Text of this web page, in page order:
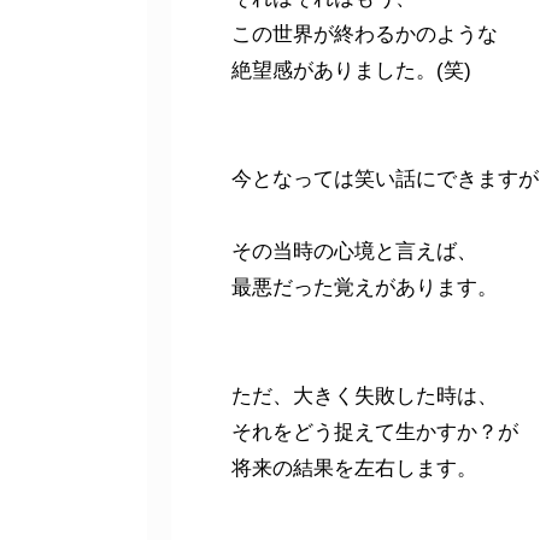
この世界が終わるかのような
絶望感がありました。(笑)
今となっては笑い話にできます
その当時の心境と言えば、
最悪だった覚えがあります。
ただ、大きく失敗した時は、
それをどう捉えて生かすか？が
将来の結果を左右します。